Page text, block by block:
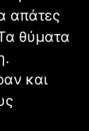
απάτες
θύματα
και